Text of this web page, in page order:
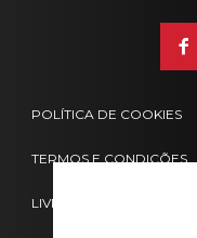
POLÍTICA DE COOKIES
TERMOS E CONDIÇÕES
LIVRO DE RECLAMAÇÕES